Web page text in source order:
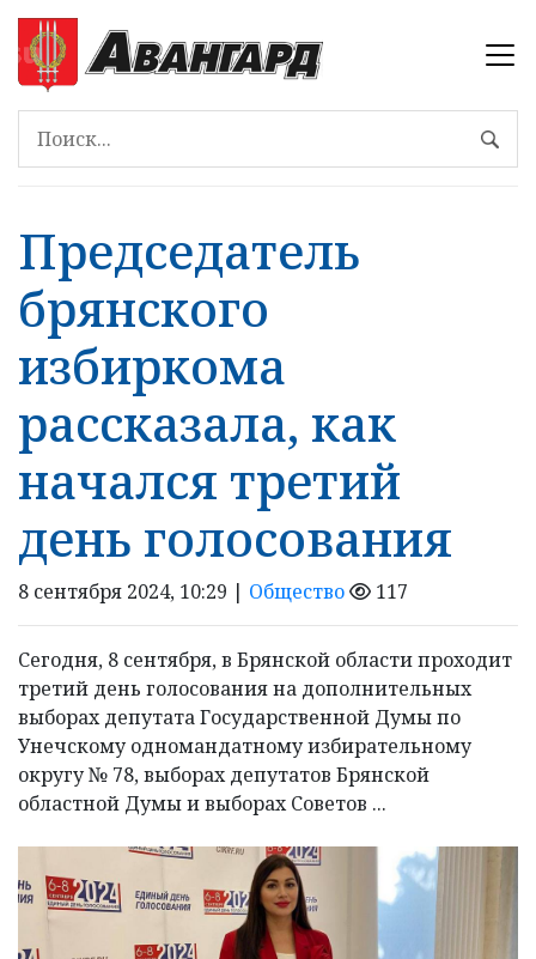
Председатель
брянского
избиркома
рассказала, как
начался третий
день голосования
8 сентября 2024, 10:29 | Общество 117
Сегодня, 8 сентября, в Брянской области проходит
третий день голосования на дополнительных
выборах депутата Государственной Думы по
Унечскому одномандатному избирательному
округу № 78, выборах депутатов Брянской
областной Думы и выборах Советов ...